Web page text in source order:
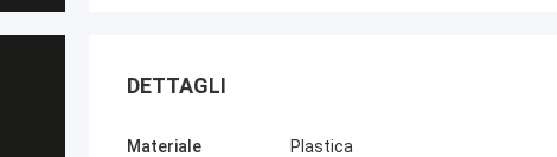
DETTAGLI
Materiale Plastica